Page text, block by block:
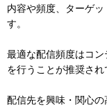
内容や頻度、ターゲ
す。
最適な配信頻度はコ
を行うことが推奨され
配信先を興味・関心